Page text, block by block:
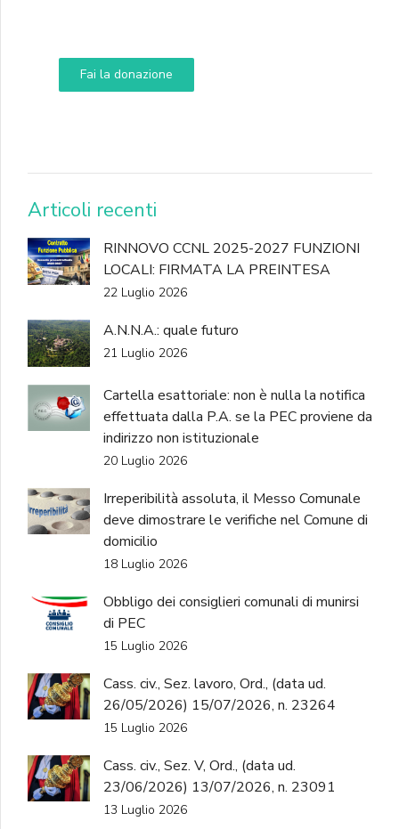
Fai la donazione
DONA
Articoli recenti
RINNOVO CCNL 2025-2027 FUNZIONI
LOCALI: FIRMATA LA PREINTESA
22 Luglio 2026
A.N.N.A.: quale futuro
21 Luglio 2026
Cartella esattoriale: non è nulla la notifica
effettuata dalla P.A. se la PEC proviene da
indirizzo non istituzionale
20 Luglio 2026
Irreperibilità assoluta, il Messo Comunale
deve dimostrare le verifiche nel Comune di
domicilio
18 Luglio 2026
Obbligo dei consiglieri comunali di munirsi
di PEC
15 Luglio 2026
Cass. civ., Sez. lavoro, Ord., (data ud.
26/05/2026) 15/07/2026, n. 23264
15 Luglio 2026
Cass. civ., Sez. V, Ord., (data ud.
23/06/2026) 13/07/2026, n. 23091
13 Luglio 2026